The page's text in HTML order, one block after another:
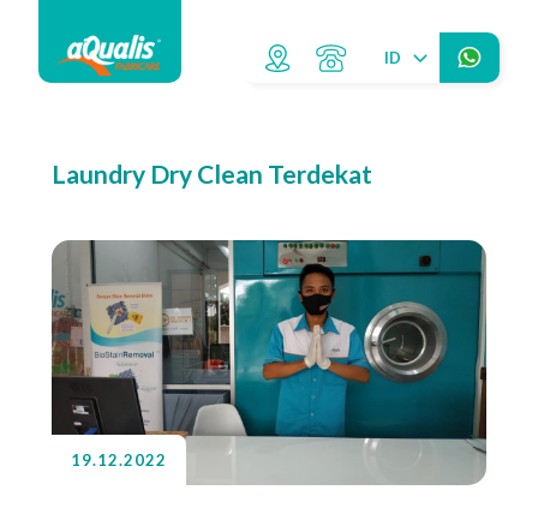
ID
Laundry Dry Clean Terdekat
19.12.2022